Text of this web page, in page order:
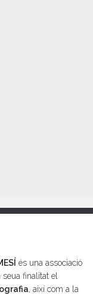
és una associació
finalitat el
, així com a la